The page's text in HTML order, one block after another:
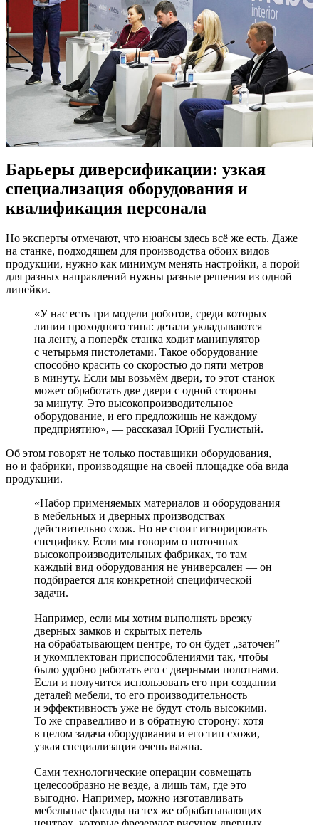
Барьеры диверсификации: узкая
специализация оборудования и
квалификация персонала
Но эксперты отмечают, что нюансы здесь всё же есть. Даже
на станке, подходящем для производства обоих видов
продукции, нужно как минимум менять настройки, а порой
для разных направлений нужны разные решения из одной
линейки.
«У нас есть три модели роботов, среди которых
линии проходного типа: детали укладываются
на ленту, а поперёк станка ходит манипулятор
с четырьмя пистолетами. Такое оборудование
способно красить со скоростью до пяти метров
в минуту. Если мы возьмём двери, то этот станок
может обработать две двери с одной стороны
за минуту. Это высокопроизводительное
оборудование, и его предложишь не каждому
предприятию», — рассказал Юрий Гуслистый.
Об этом говорят не только поставщики оборудования,
но и фабрики, производящие на своей площадке оба вида
продукции.
«Набор применяемых материалов и оборудования
в мебельных и дверных производствах
действительно схож. Но не стоит игнорировать
специфику. Если мы говорим о поточных
высокопроизводительных фабриках, то там
каждый вид оборудования не универсален — он
подбирается для конкретной специфической
задачи.
Например, если мы хотим выполнять врезку
дверных замков и скрытых петель
на обрабатывающем центре, то он будет „заточен”
и укомплектован приспособлениями так, чтобы
было удобно работать его с дверными полотнами.
Если и получится использовать его при создании
деталей мебели, то его производительность
и эффективность уже не будут столь высокими.
То же справедливо и в обратную сторону: хотя
в целом задача оборудования и его тип схожи,
узкая специализация очень важна.
Сами технологические операции совмещать
целесообразно не везде, а лишь там, где это
выгодно. Например, можно изготавливать
мебельные фасады на тех же обрабатывающих